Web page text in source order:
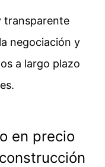
transparente
negociación y
a largo plazo
en precio